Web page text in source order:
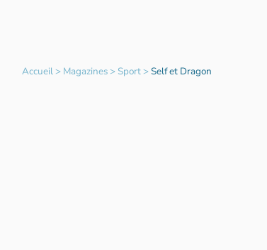
Accueil> Magazines> Sport>Self et Dragon